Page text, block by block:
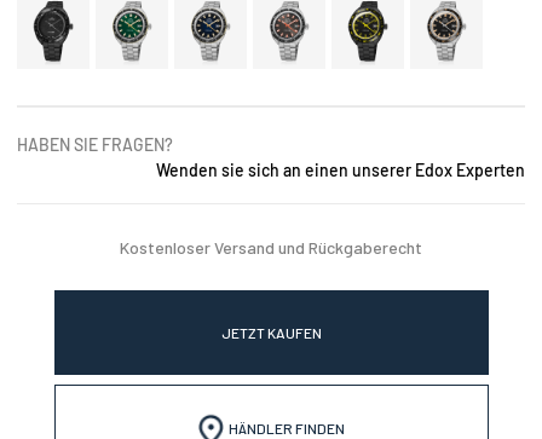
HABEN SIE FRAGEN?
Wenden sie sich an einen unserer Edox Experten
Kostenloser Versand und Rückgaberecht
JETZT KAUFEN
HÄNDLER FINDEN